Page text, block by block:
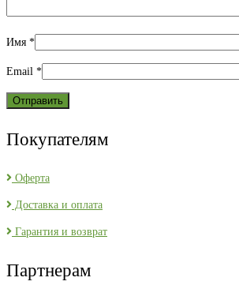
Имя *
Email *
Покупателям
Оферта
Доставка и оплата
Гарантия и возврат
Партнерам